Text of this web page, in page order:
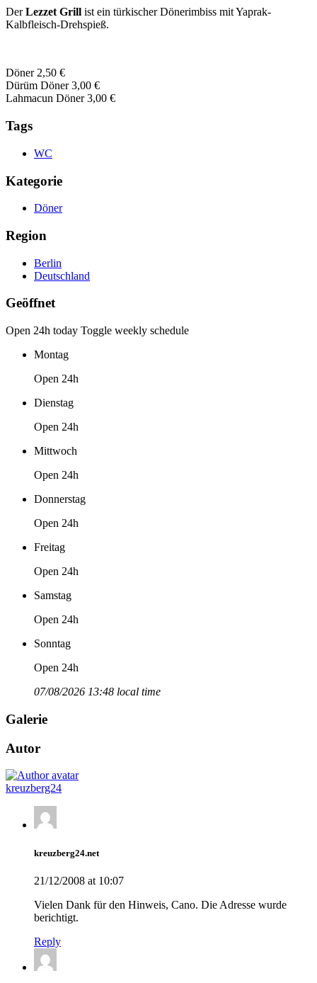
DerLezzet Grill ist ein türkischer Dönerimbiss mit Yaprak-
Kalbfleisch-Drehspieß.
Döner 2,50 €
Dürüm Döner 3,00 €
Lahmacun Döner 3,00 €
Tags
WC
Kategorie
Döner
Region
Berlin
Deutschland
Geöffnet
Open 24h today Toggle weekly schedule
Montag
Open 24h
Dienstag
Open 24h
Mittwoch
Open 24h
Donnerstag
Open 24h
Freitag
Open 24h
Samstag
Open 24h
Sonntag
Open 24h
07/08/2026 13:48 local time
Galerie
Autor
kreuzberg24
kreuzberg24.net
21/12/2008 at 10:07
Vielen Dank für den Hinweis, Cano. Die Adresse wurde
berichtigt.
Reply